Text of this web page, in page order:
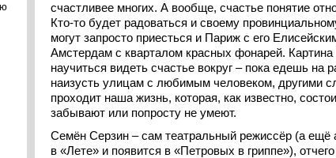
счастливее многих. А вообще, счастье понятие
Кто-то будет радоваться и своему
могут запросто приесться и Париж с его
Амстердам с кварталом красных фонарей.
научиться видеть счастье вокруг – пока едешь на
наизусть улицам с любимым человеком, другими
проходит наша жизнь, которая, как известно,
забывают или попросту не умеют.
Семён Серзин – сам театральный режиссёр (а
в «Лете» и появится в «Петровых в гриппе»),